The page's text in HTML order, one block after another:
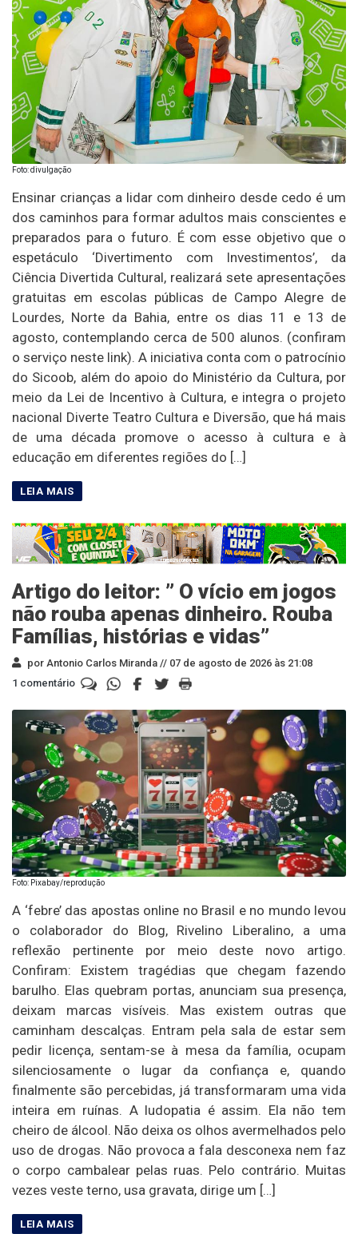
Foto: divulgação
Ensinar crianças a lidar com dinheiro desde cedo é um
dos caminhos para formar adultos mais conscientes e
preparados para o futuro. É com esse objetivo que o
espetáculo ‘Divertimento com Investimentos’, da
Ciência Divertida Cultural, realizará sete apresentações
gratuitas em escolas públicas de Campo Alegre de
Lourdes, Norte da Bahia, entre os dias 11 e 13 de
agosto, contemplando cerca de 500 alunos. (confiram
o serviço neste link). A iniciativa conta com o patrocínio
do Sicoob, além do apoio do Ministério da Cultura, por
meio da Lei de Incentivo à Cultura, e integra o projeto
nacional Diverte Teatro Cultura e Diversão, que há mais
de uma década promove o acesso à cultura e à
educação em diferentes regiões do […]
Artigo do leitor: ” O vício em jogos
não rouba apenas dinheiro. Rouba
Famílias, histórias e vidas”
por Antonio Carlos Miranda // 07 de agosto de 2026 às 21:08
1 comentário
Foto: Pixabay/reprodução
A ‘febre’ das apostas online no Brasil e no mundo levou
o colaborador do Blog, Rivelino Liberalino, a uma
reflexão pertinente por meio deste novo artigo.
Confiram: Existem tragédias que chegam fazendo
barulho. Elas quebram portas, anunciam sua presença,
deixam marcas visíveis. Mas existem outras que
caminham descalças. Entram pela sala de estar sem
pedir licença, sentam-se à mesa da família, ocupam
silenciosamente o lugar da confiança e, quando
finalmente são percebidas, já transformaram uma vida
inteira em ruínas. A ludopatia é assim. Ela não tem
cheiro de álcool. Não deixa os olhos avermelhados pelo
uso de drogas. Não provoca a fala desconexa nem faz
o corpo cambalear pelas ruas. Pelo contrário. Muitas
vezes veste terno, usa gravata, dirige um […]